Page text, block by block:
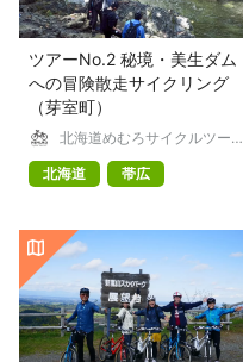
ツアーNo.2 秘境・美生ダム
への冒険散走サイクリング
（芽室町）
北海道めむろサイクルツーリ
北海道
帯広